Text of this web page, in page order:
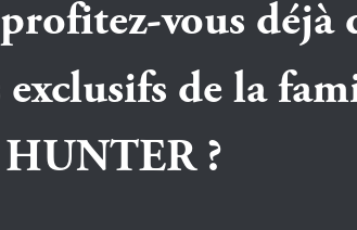
vous déjà
exclusifs de la
HUNTER ?